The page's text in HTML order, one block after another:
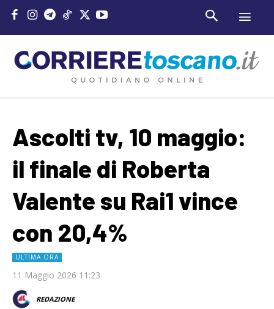
Ascolti tv, 10 maggio:
il finale di Roberta
Valente su Rai1 vince
con 20,4%
ULTIMA ORA
11 Maggio 2026 11:23
REDAZIONE